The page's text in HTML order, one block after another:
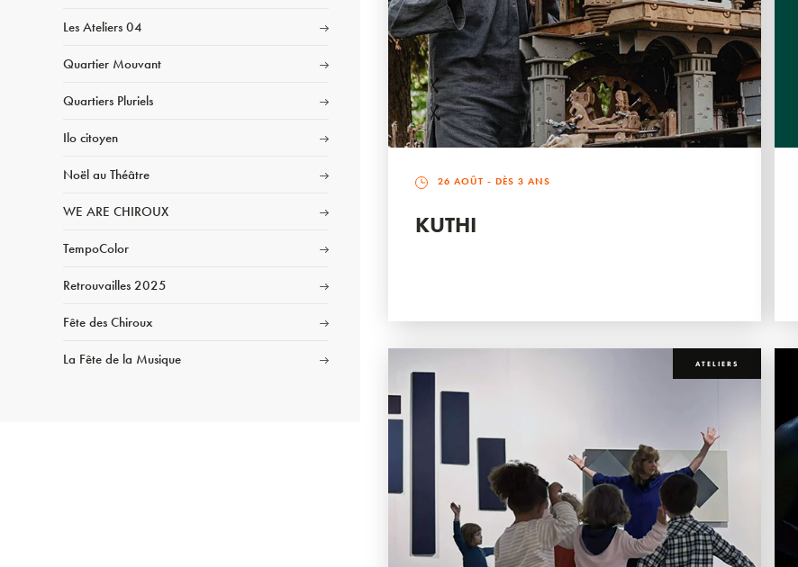
Les Ateliers 04
Quartier Mouvant
Quartiers Pluriels
Ilo citoyen
Noël au Théâtre
WE ARE CHIROUX
TempoColor
Retrouvailles 2025
Fête des Chiroux
La Fête de la Musique
26 AOÛT - DÈS 3 ANS
KUTHI
ATELIERS